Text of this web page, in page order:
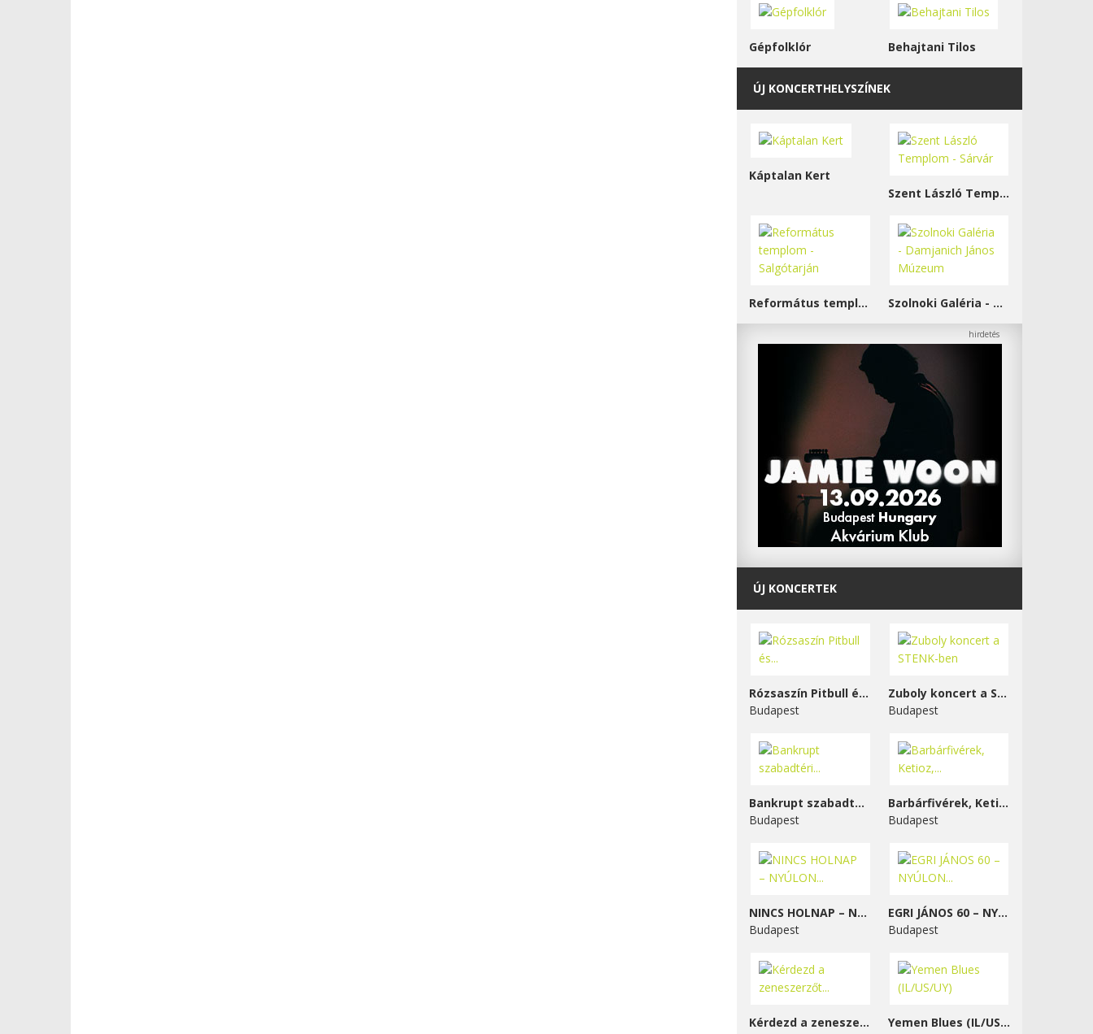
Gépfolklór Behajtani Tilos
ÚJ KONCERTHELYSZÍNEK
Káptalan Kert
Szent László Templom - Sárvár
Református templom - Salgótarján Szolnoki Galéria - Damjanich János Múzeum
ÚJ KONCERTEK
Rózsaszín Pitbull és...
Budapest
Zuboly koncert a STENK-ben
Budapest
Bankrupt szabadtéri...
Budapest
Barbárfivérek, Ketioz,...
Budapest
NINCS HOLNAP – NYÚLON...
Budapest
EGRI JÁNOS 60 – NYÚLON...
Budapest
Kérdezd a zeneszerzőt...
Yemen Blues (IL/US/UY)